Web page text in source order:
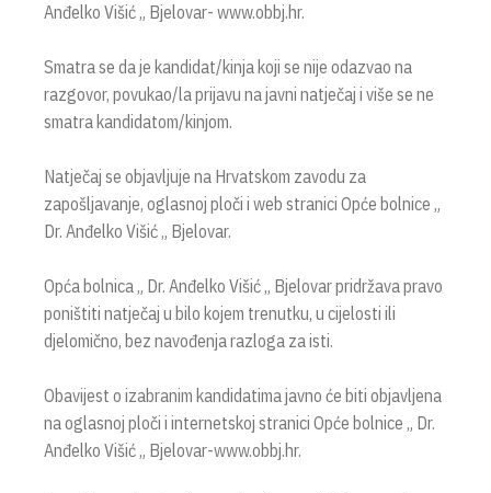
Anđelko Višić „ Bjelovar- www.obbj.hr.
Smatra se da je kandidat/kinja koji se nije odazvao na
razgovor, povukao/la prijavu na javni natječaj i više se ne
smatra kandidatom/kinjom.
Natječaj se objavljuje na Hrvatskom zavodu za
zapošljavanje, oglasnoj ploči i web stranici Opće bolnice „
Dr. Anđelko Višić „ Bjelovar.
Opća bolnica „ Dr. Anđelko Višić „ Bjelovar pridržava pravo
poništiti natječaj u bilo kojem trenutku, u cijelosti ili
djelomično, bez navođenja razloga za isti.
Obavijest o izabranim kandidatima javno će biti objavljena
na oglasnoj ploči i internetskoj stranici Opće bolnice „ Dr.
Anđelko Višić „ Bjelovar-www.obbj.hr.